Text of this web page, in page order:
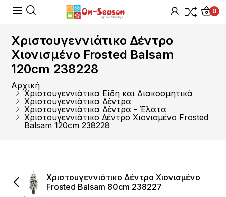
0
Χριστουγεννιάτικο Δέντρο
Χιονισμένο Frosted Balsam
120cm 238228
Αρχική
Χριστουγεννιάτικα Είδη και Διακοσμητικά
Χριστουγεννιάτικα Δέντρα
Χριστουγεννιάτικα Δέντρα - Έλατα
Χριστουγεννιάτικο Δέντρο Χιονισμένο Frosted
Balsam 120cm 238228
Χριστουγεννιάτικο Δέντρο Χιονισμένο
Frosted Balsam 80cm 238227